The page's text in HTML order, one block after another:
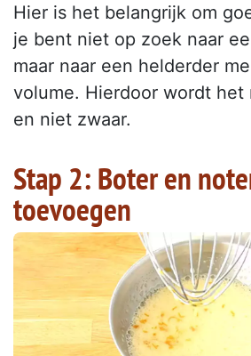
Hier is het belangrijk om
je bent niet op zoek naar
maar naar een helderder
volume. Hierdoor wordt het
en niet zwaar.
Stap 2: Boter en
toevoegen